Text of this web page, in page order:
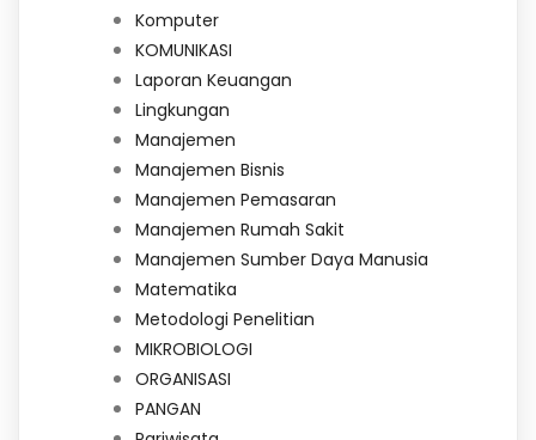
Komputer
KOMUNIKASI
Laporan Keuangan
Lingkungan
Manajemen
Manajemen Bisnis
Manajemen Pemasaran
Manajemen Rumah Sakit
Manajemen Sumber Daya Manusia
Matematika
Metodologi Penelitian
MIKROBIOLOGI
ORGANISASI
PANGAN